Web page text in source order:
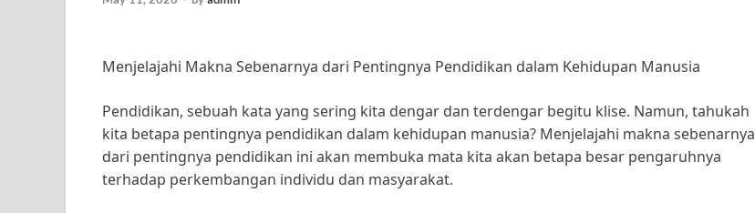
Menjelajahi Makna Sebenarnya dari Pentingnya Pendidikan dalam Kehidupan Manusia
Pendidikan, sebuah kata yang sering kita dengar dan terdengar begitu klise. Namun, tahukah
kita betapa pentingnya pendidikan dalam kehidupan manusia? Menjelajahi makna sebenarnya
dari pentingnya pendidikan ini akan membuka mata kita akan betapa besar pengaruhnya
terhadap perkembangan individu dan masyarakat.